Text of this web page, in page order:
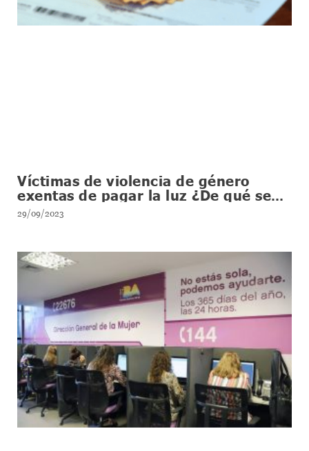
Víctimas de violencia de género
exentas de pagar la luz ¿De qué se
trata esta novedosa medida?
29/09/2023